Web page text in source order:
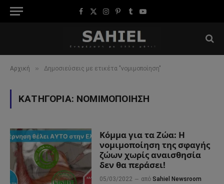
Facebook
X
Instagram
Pinterest
TumblrYouTube
Αρχική » Δημοσιεύσεις με ετικέτα "νομιμοποίηση"
ΚΑΤΗΓΟΡΊΑ: ΝΟΜΙΜΟΠΟΊΗΣΗ
Κόμμα για τα Ζώα: Η
νομιμοποίηση της σφαγής
ζώων χωρίς αναισθησία
δεν θα περάσει!
05/03/2022 από Sahiel Newsroom